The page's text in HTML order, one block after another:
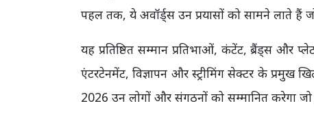
पहल तक, ये अवॉर्ड्स उन प्रयासों को सामने लाते हैं
यह प्रतिष्ठित सम्मान प्रतिभाओं, कंटेंट, ब्रैंड्स और
एंटरटेनमेंट, विज्ञापन और स्ट्रीमिंग सेक्टर के
2026 उन लोगों और संगठनों को सम्मानित करेगा जो